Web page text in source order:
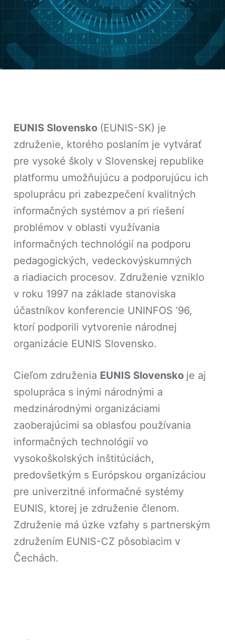
EUNIS Slovensko (EUNIS-SK) je
združenie, ktorého poslaním je vytvárať
pre vysoké školy v Slovenskej republike
platformu umožňujúcu a podporujúcu ich
spoluprácu pri zabezpečení kvalitných
informačných systémov a pri riešení
problémov v oblasti využívania
informačných technológií na podporu
pedagogických, vedeckovýskumných
a riadiacich procesov. Združenie vzniklo
v roku 1997 na základe stanoviska
účastníkov konferencie UNINFOS ’96,
ktorí podporili vytvorenie národnej
organizácie EUNIS Slovensko.
Cieľom združenia EUNIS Slovensko je aj
spolupráca s inými národnými a
medzinárodnými organizáciami
zaoberajúcimi sa oblasťou používania
informačných technológií vo
vysokoškolských inštitúciách,
predovšetkým s Európskou organizáciou
pre univerzitné informačné systémy
EUNIS, ktorej je združenie členom.
Združenie má úzke vzťahy s partnerským
združením EUNIS-CZ pôsobiacim v
Čechách.